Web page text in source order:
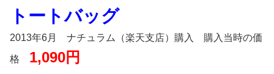
トートバッグ
2013年6月 ナチュラム（楽天支店）購入 購入当時の価
格 1,090円